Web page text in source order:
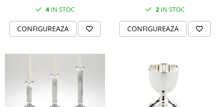
4IN STOC
CONFIGUREAZA
2 IN STOC
CONFIGUREAZA